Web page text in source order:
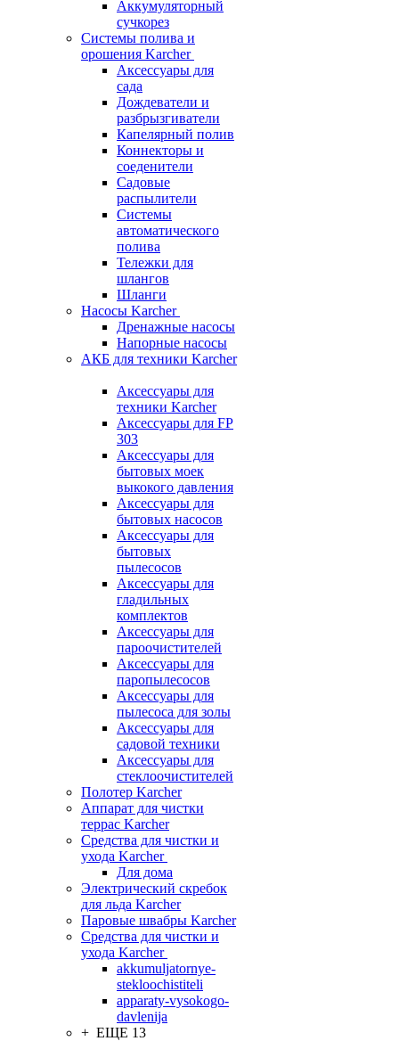
Аккумуляторный
сучкорез
Системы полива и
орошения Karcher
Аксессуары для
сада
Дождеватели и
разбрызгиватели
Капелярный полив
Коннекторы и
соеденители
Садовые
распылители
Системы
автоматического
полива
Тележки для
шлангов
Шланги
Насосы Karcher
Дренажные насосы
Напорные насосы
АКБ для техники Karcher
Аксессуары для
техники Karcher
Аксессуары для FP
303
Аксессуары для
бытовых моек
выкокого давления
Аксессуары для
бытовых насосов
Аксессуары для
бытовых
пылесосов
Аксессуары для
гладильных
комплектов
Аксессуары для
пароочистителей
Аксессуары для
паропылесосов
Аксессуары для
пылесоса для золы
Аксессуары для
садовой техники
Аксессуары для
стеклоочистителей
Полотер Karcher
Аппарат для чистки
террас Karcher
Средства для чистки и
ухода Karcher
Для дома
Электрический скребок
для льда Karcher
Паровые швабры Karcher
Средства для чистки и
ухода Karcher
akkumuljatornye-
stekloochistiteli
apparaty-vysokogo-
davlenija
+ ЕЩЕ 13